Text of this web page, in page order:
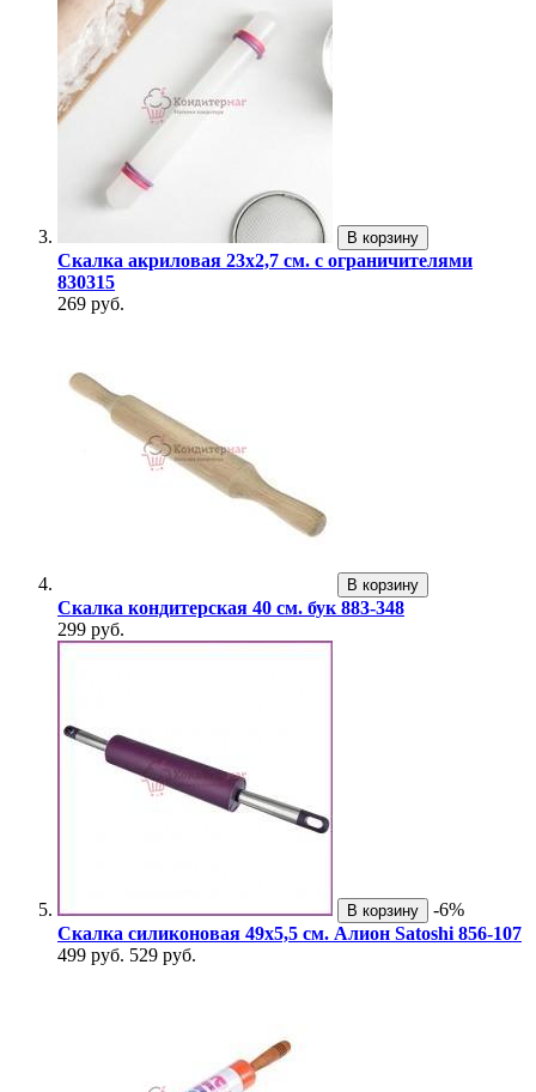
В корзину
Скалка акриловая 23х2,7 см. с ограничителями
830315
269 руб.
В корзину
Скалка кондитерская 40 см. бук 883-348
299 руб.
В корзину
-6%
Скалка силиконовая 49х5,5 см. Алион Satoshi 856-107
499 руб. 529 руб.